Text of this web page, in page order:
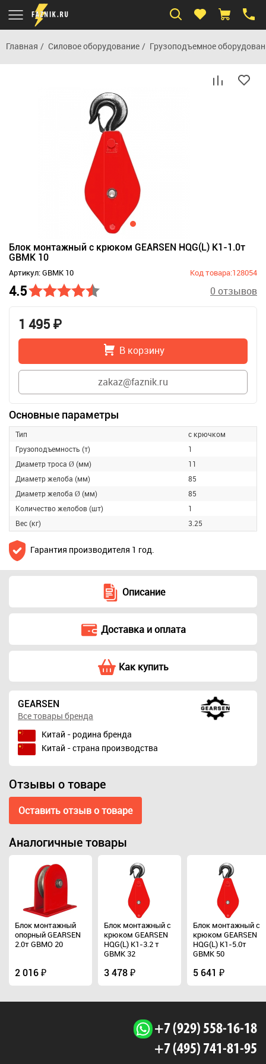
Главная Силовое оборудование Грузоподъемное
Блок монтажный с крюком GEARSEN HQG(L) K1-1.0т
GBMK 10
Артикул: GBMK 10 Код товара:128054
4.5 0 отзывов
1 495 ₽
В корзину
zakaz@faznik.ru
Основные параметры
Тип
с крючком
Грузоподъемность (т)
1
Диаметр троса Ø (мм)
11
Диаметр желоба (мм)
85
Диаметр желоба Ø (мм)
85
Количество желобов (шт)
1
Вес (кг)
3.25
Гарантия производителя 1 год.
Описание
Доставка и оплата
Как купить
GEARSEN
Все товары бренда
Китай - родина бренда
Китай - страна производства
Отзывы о товаре
Оставить отзыв о товаре
Аналогичные товары
Блок монтажный
опорный GEARSEN
2.0т GBMO 20
2 016 ₽
Блок монтажный с
крюком GEARSEN
HQG(L) K1-3.2 т
GBMK 32
3 478 ₽
Блок монтажный с
крюком GEARSEN
HQG(L) K1-5.0т
GBMK 50
5 641 ₽
+7 (929) 558-16-18
+7 (495) 741-81-95